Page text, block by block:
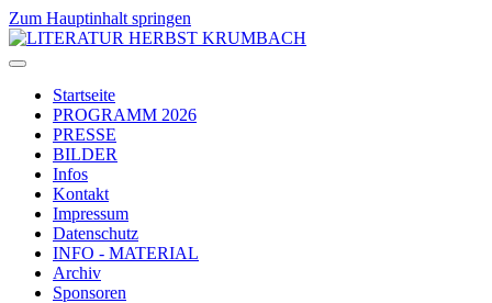
Zum Hauptinhalt springen
Startseite
PROGRAMM 2026
PRESSE
BILDER
Infos
Kontakt
Impressum
Datenschutz
INFO - MATERIAL
Archiv
Sponsoren